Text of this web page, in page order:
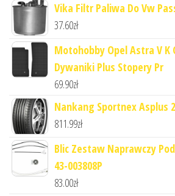
Vika Filtr Paliwa Do Vw
37.60zł
Motohobby Opel Astra V K
Dywaniki Plus Stopery Pr
69.90zł
Nankang Sportnex Asplus
811.99zł
Blic Zestaw Naprawczy
43-003808P
83.00zł